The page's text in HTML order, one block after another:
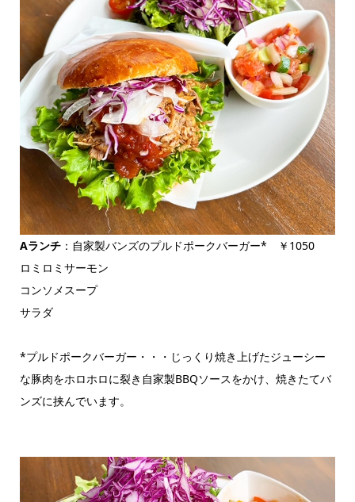
Aランチ：自家製バンズのプルドポークバーガー* ￥1050
ロミロミサーモン
コンソメスープ
サラダ
*プルドポークバーガー・・・じっくり焼き上げたジューシー
な豚肉をホロホロに裂き自家製BBQソースをかけ、焼きたてバ
ンズに挟んでいます。